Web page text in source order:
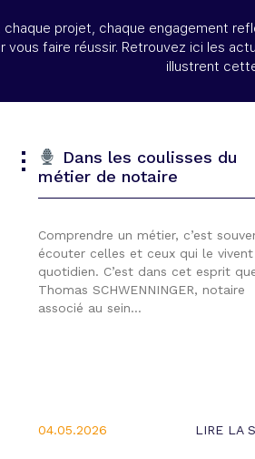
chaque projet, chaque engagement
vous faire réussir. Retrouvez ici les
illustrent
Dans les coulisses du
métier de notaire
Comprendre un métier, c’est
écouter celles et ceux qui le vivent
quotidien. C’est dans cet esprit
Thomas SCHWENNINGER, notaire
associé au sein…
04.05.2026 LIRE LA